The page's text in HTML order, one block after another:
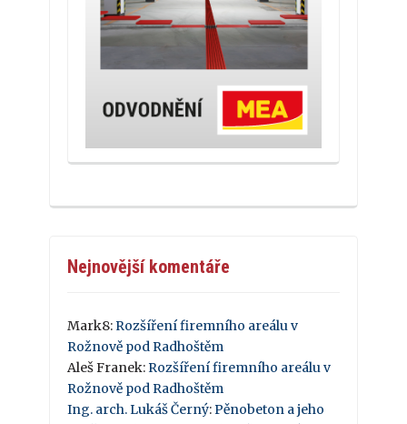
Nejnovější komentáře
Mark8: Rozšíření firemního areálu v
Rožnově pod Radhoštěm
Aleš Franek: Rozšíření firemního areálu v
Rožnově pod Radhoštěm
Ing. arch. Lukáš Černý: Pěnobeton a jeho